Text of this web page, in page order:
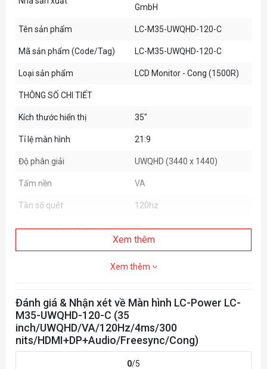
GmbH
Tên sản phẩm LC-M35-UWQHD-120-C
Mã sản phẩm (Code/Tag) LC-M35-UWQHD-120-C
Loại sản phẩm LCD Monitor - Cong (1500R)
THÔNG SỐ CHI TIẾT
Kích thước hiển thị 35"
Tỉ lệ màn hình 21:9
Độ phân giải UWQHD (3440 x 1440)
Tấm nền VA
Tần số quét 120hz
Thời gian phản hồi 4ms
Độ tương phản 3000:1
300cd/㎡
Màu sắc màn hình
Bề mặt màn hình Non-glare
Màu đen, Red LED illumination
Xem thêm
Xem thêm
Đánh giá & Nhận xét về Màn hình LC-Power LC-
M35-UWQHD-120-C (35
inch/UWQHD/VA/120Hz/4ms/300
nits/HDMI+DP+Audio/Freesync/Cong)
0/5